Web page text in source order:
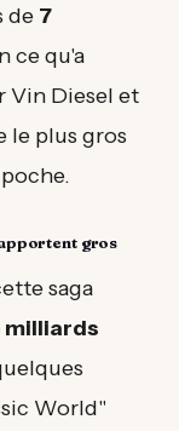
de 7
ce qu'a
Vin Diesel et
le plus gros
gros
saga
milliards
World"